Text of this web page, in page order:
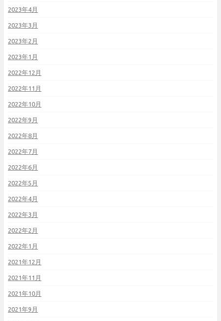
2023年4月
2023年3月
2023年2月
2023年1月
2022年12月
2022年11月
2022年10月
2022年9月
2022年8月
2022年7月
2022年6月
2022年5月
2022年4月
2022年3月
2022年2月
2022年1月
2021年12月
2021年11月
2021年10月
2021年9月